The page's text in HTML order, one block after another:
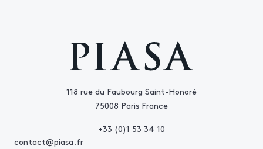
118 rue du Faubourg Saint-Honoré
75008 Paris France
+33 (0)1 53 34 10
contact@piasa.fr